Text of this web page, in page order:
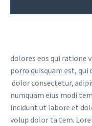
dolores eos qui ratione
porro quisquam est,
dolor consectetur,
numquam eius modi
incidunt ut labore et
volup dolor ta tem.